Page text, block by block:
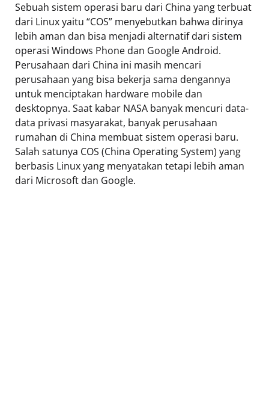
Sebuah sistem operasi baru dari China yang terbuat
dari Linux yaitu “COS” menyebutkan bahwa dirinya
lebih aman dan bisa menjadi alternatif dari sistem
operasi Windows Phone dan Google Android.
Perusahaan dari China ini masih mencari
perusahaan yang bisa bekerja sama dengannya
untuk menciptakan hardware mobile dan
desktopnya. Saat kabar NASA banyak mencuri data-
data privasi masyarakat, banyak perusahaan
rumahan di China membuat sistem operasi baru.
Salah satunya COS (China Operating System) yang
berbasis Linux yang menyatakan tetapi lebih aman
dari Microsoft dan Google.